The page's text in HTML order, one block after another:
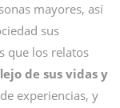
mayores, así
sus
que los relatos
de sus vidas y
experiencias, y